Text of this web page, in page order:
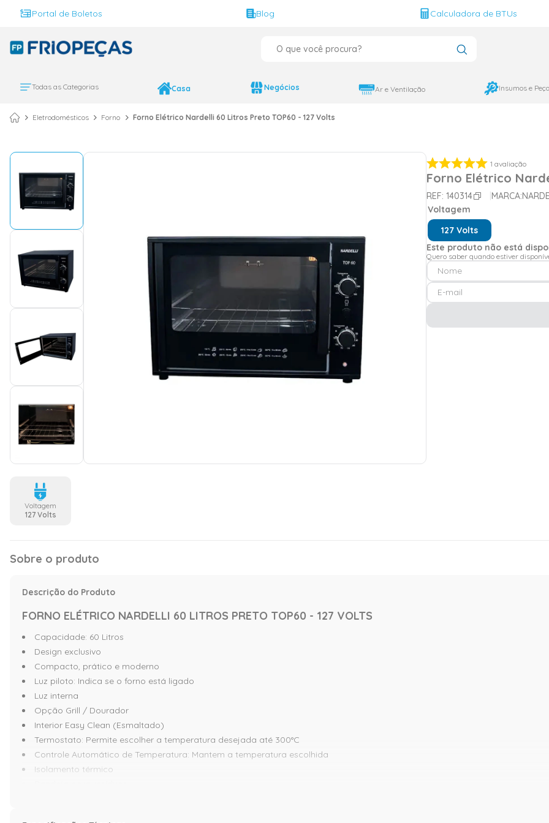
Portal de Boletos Blog Calculadora de BTUs
Todas as Categorias Casa Negócios Ar e Ventilação Insumos e
Eletrodomésticos Forno Forno Elétrico Nardelli 60 Litros Preto TOP60 - 127 Volts
Voltagem
127 Volts
1 avaliação
Forno Elétrico
REF: 140314 MARCA:
Voltagem
127 Volts
Este produto não está
Quero saber quando estiver
Sobre o produto
Descrição do Produto
FORNO ELÉTRICO NARDELLI 60 LITROS PRETO TOP60 - 127 VOLTS
Capacidade: 60 Litros
Design exclusivo
Compacto, prático e moderno
Luz piloto: Indica se o forno está ligado
Luz interna
Opção Grill / Dourador
Interior Easy Clean (Esmaltado)
Termostato: Permite escolher a temperatura desejada até 300°C
Controle Automático de Temperatura: Mantem a temperatura escolhida
Isolamento térmico
ar condicionado 12000
3º ar condicionado
9º bebedouro